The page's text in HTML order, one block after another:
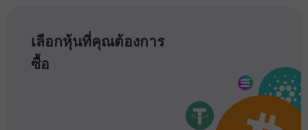
เลือกหุ้นที่คุณต้องการ
ซื้อ